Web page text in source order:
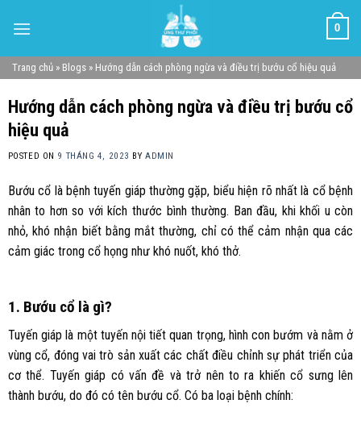
0
Trang chủ » Blogs » Hướng dẫn cách phòng ngừa và điều trị bướu cổ hiệu quả
Hướng dẫn cách phòng ngừa và điều trị bướu cổ
hiệu quả
POSTED ON 9 THÁNG 4, 2023 BYADMIN
Bướu cổ là bệnh tuyến giáp thường gặp, biểu hiện rõ nhất là cổ bệnh
nhân to hơn so với kích thước bình thường. Ban đầu, khi khối u còn
nhỏ, khó nhận biết bằng mắt thường, chỉ có thể cảm nhận qua các
cảm giác trong cổ họng như khó nuốt, khó thở.
1. Bướu cổ là gì?
Tuyến giáp là một tuyến nội tiết quan trọng, hình con bướm và nằm ở
vùng cổ, đóng vai trò sản xuất các chất điều chỉnh sự phát triển của
cơ thể. Tuyến giáp có vấn đề và trở nên to ra khiến cổ sưng lên
thành bướu, do đó có tên bướu cổ. Có ba loại bệnh chính: